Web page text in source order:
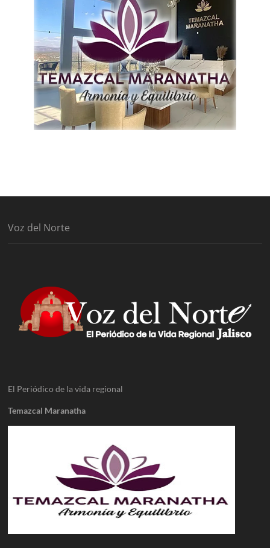
Voz del Norte
El Periódico de la vida regional
Temazcal Maranatha